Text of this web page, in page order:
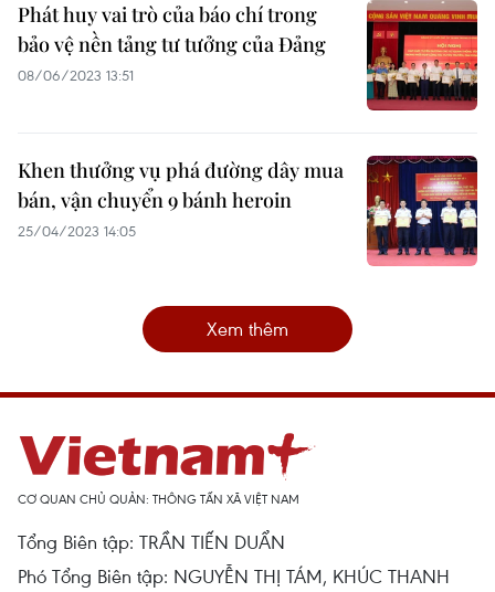
Phát huy vai trò của báo chí trong
bảo vệ nền tảng tư tưởng của Đảng
08/06/2023 13:51
Khen thưởng vụ phá đường dây mua
bán, vận chuyển 9 bánh heroin
25/04/2023 14:05
Xem thêm
CƠ QUAN CHỦ QUẢN: THÔNG TẤN XÃ VIỆT NAM
Tổng Biên tập: TRẦN TIẾN DUẨN
Phó Tổng Biên tập: NGUYỄN THỊ TÁM, KHÚC THANH